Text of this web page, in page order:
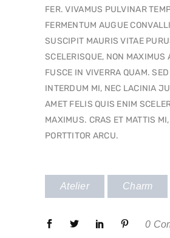
FER. VIVAMUS PULVINAR
FERMENTUM AUGUE
SUSCIPIT MAURIS VITAE
SCELERISQUE, NON MAXIMUS
FUSCE IN VIVERRA QUAM.
INTERDUM MI, NEC LACINIA
AMET FELIS QUIS ENIM
MAXIMUS. CRAS ET MATTIS
PORTTITOR ARCU.
Atelier Charm
0